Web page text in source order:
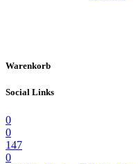
Warenkorb
Social Links
0
0
147
0